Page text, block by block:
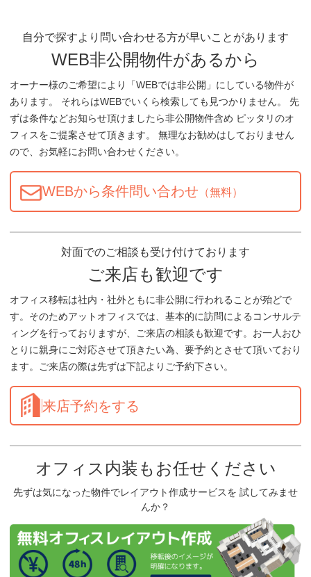
自分で探すより問い合わせる方が早いことがあります
WEB非公開物件があるから
オーナー様のご希望により「WEBでは非公開」にしている物件が
あります。 それらはWEBでいくら検索しても見つかりません。 先
ずは条件などお知らせ頂けましたら非公開物件含め ピッタリのオ
フィスをご提案させて頂きます。 無理なお勧めはしておりません
ので、お気軽にお問い合わせください。
WEBから条件問い合わせ （無料）
対面でのご相談も受け付けております
ご来店も歓迎です
オフィス移転は社内・社外ともに非公開に行われることが殆どで
す。そのためアットオフィスでは、基本的に訪問によるコンサルテ
ィングを行っておりますが、ご来店の相談も歓迎です。お一人おひ
とりに親身にご対応させて頂きたい為、要予約とさせて頂いており
ます。ご来店の際は先ずは下記よりご予約下さい。
来店予約をする
オフィス内装もお任せください
先ずは気になった物件でレイアウト作成サービスを 試してみませ
んか？